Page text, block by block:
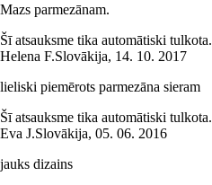
Mazs parmezānam.
Šī atsauksme tika automātiski tulkota.
Helena F.Slovākija, 14. 10. 2017
lieliski piemērots parmezāna sieram
Šī atsauksme tika automātiski tulkota.
Eva J.Slovākija, 05. 06. 2016
jauks dizains